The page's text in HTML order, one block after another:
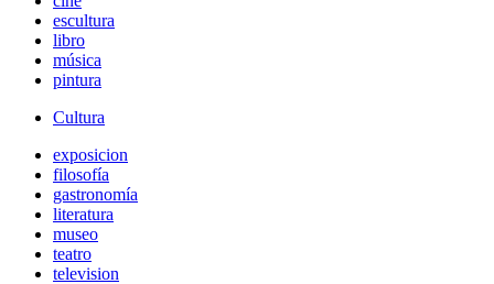
escultura
libro
música
pintura
Cultura
exposicion
filosofía
gastronomía
literatura
museo
teatro
television